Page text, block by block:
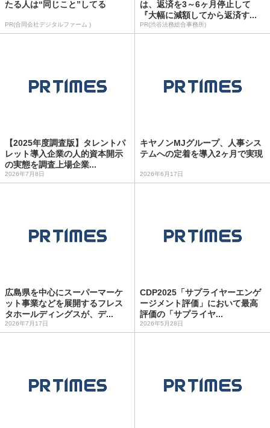
たる人は“同じこと”してる
PR(合同会社デジタルファーム )
は、返済を3～6ヶ月停止して
『大幅に減額してから返済す...
PR(渋谷法務総合事務所)
【2025年度調査版】タレントパ
レット導入企業の人的資本開示
の実態を調査上場企業...
2026年7月8日
キヤノンMJグループ、人事シス
テムへの定着を導入2ヶ月で実現
2026年6月17日
広島県を中心にスーパーマーケ
ット事業などを展開するフレス
タホールディングスが、デ...
2026年7月17日
CDP2025「サプライヤーエンゲ
ージメント評価」において最高
評価の「サプライヤ...
2026年5月28日